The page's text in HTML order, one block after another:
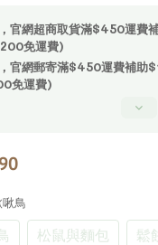
官網超商取貨滿$450運
免運費)
官網郵寄滿$450運費補
免運費)
鳥
松鼠與麵包 鬆